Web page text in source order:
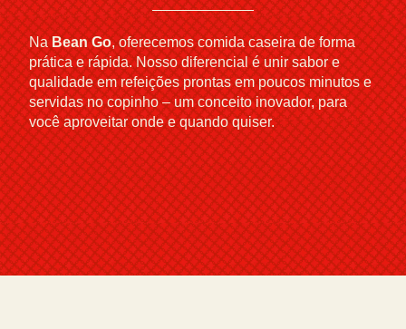
NaBean Go, oferecemos comida caseira de forma
prática e rápida. Nosso diferencial é unir sabor e
qualidade em refeições prontas em poucos minutos e
servidas no copinho – um conceito inovador, para
você aproveitar onde e quando quiser.